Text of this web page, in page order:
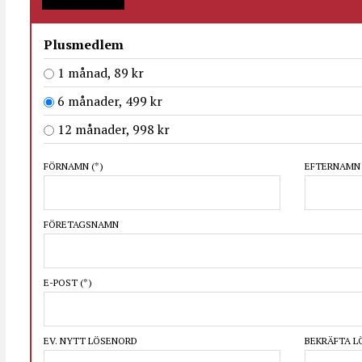
Plusmedlem
1 månad, 89 kr
6 månader, 499 kr
12 månader, 998 kr
FÖRNAMN (*) EFTERNAMN
FÖRETAGSNAMN
E-POST (*)
EV. NYTT LÖSENORD BEKRÄFTA